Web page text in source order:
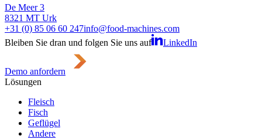
De Meer 3
8321 MT Urk
+31 (0) 85 06 60 247info@food-machines.com
Bleiben Sie dran und folgen Sie uns auf
LinkedIn
Demo anfordern
Lösungen
Fleisch
Fisch
Geflügel
Andere